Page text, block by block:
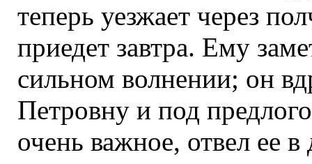
теперь уезжает через
приедет завтра. Ему
сильном волнении; он
Петровну и под
очень важное, отвел ее